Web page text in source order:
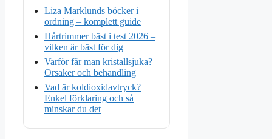
Liza Marklunds böcker i
ordning – komplett guide
Hårtrimmer bäst i test 2026 –
vilken är bäst för dig
Varför får man kristallsjuka?
Orsaker och behandling
Vad är koldioxidavtryck?
Enkel förklaring och så
minskar du det